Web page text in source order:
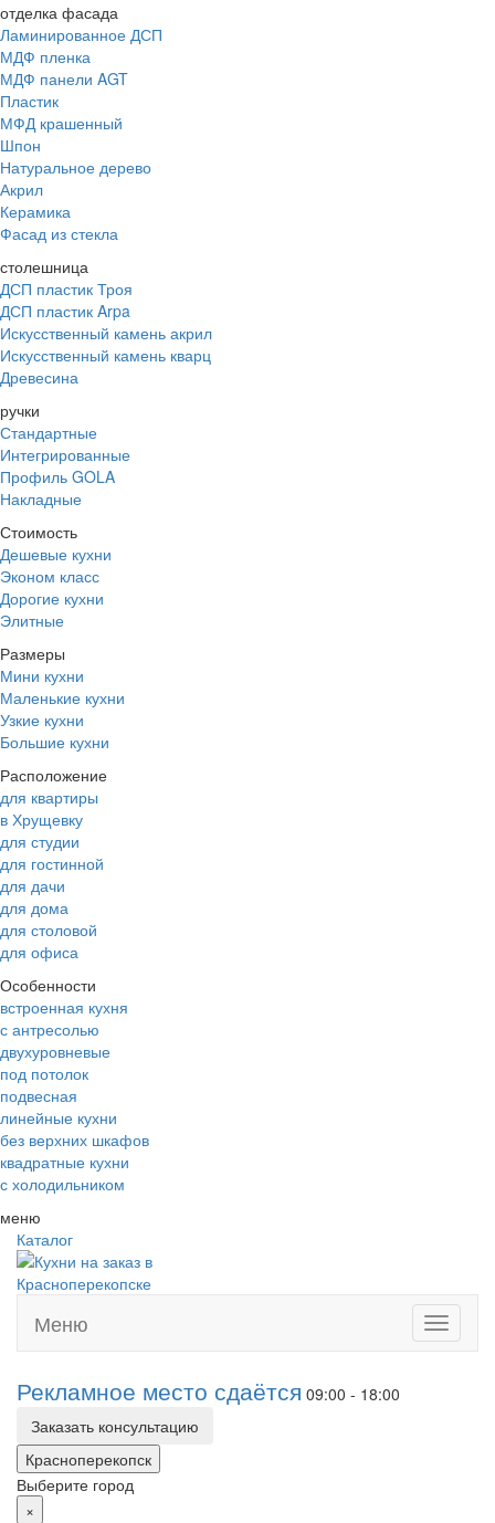
отделка фасада
Ламинированное ДСП
МДФ пленка
МДФ панели AGT
Пластик
МФД крашенный
Шпон
Натуральное дерево
Акрил
Керамика
Фасад из стекла
столешница
ДСП пластик Троя
ДСП пластик Arpa
Искусственный камень акрил
Искусственный камень кварц
Древесина
ручки
Стандартные
Интегрированные
Профиль GOLA
Накладные
Стоимость
Дешевые кухни
Эконом класс
Дорогие кухни
Элитные
Размеры
Мини кухни
Маленькие кухни
Узкие кухни
Большие кухни
Расположение
для квартиры
в Хрущевку
для студии
для гостинной
для дачи
для дома
для столовой
для офиса
Особенности
встроенная кухня
с антресолью
двухуровневые
под потолок
подвесная
линейные кухни
без верхних шкафов
квадратные кухни
с холодильником
меню
Каталог
Toggle
Меню
Рекламное место сдаётся 09:00 - 18:00
Заказать консультацию
Красноперекопск
Выберите город
×